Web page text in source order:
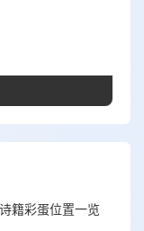
籍彩蛋位置一览